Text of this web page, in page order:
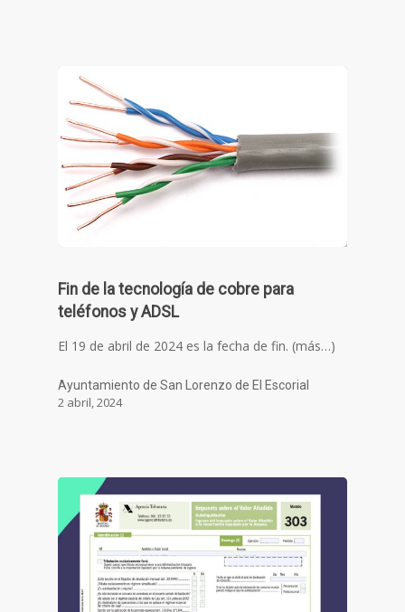
Fin de la tecnología de cobre para
teléfonos y ADSL
El 19 de abril de 2024 es la fecha de fin. (más…)
Ayuntamiento de San Lorenzo de El Escorial
2 abril, 2024